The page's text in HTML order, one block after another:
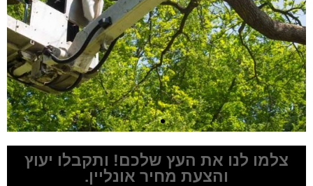
לשיחת יעוץ חינם חייגו
צלמו לנו את העץ שלכם! ותקבלו יעוץ
והצעת מחיר אונליין.